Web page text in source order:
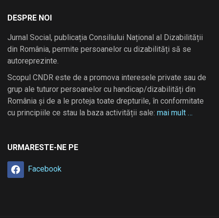
DESPRE NOI
Jurnal Social, publicația Consiliului Național al Dizabilității
din România, permite persoanelor cu dizabilități să se
autoreprezinte.
Scopul CNDR este de a promova interesele private sau de
grup ale tuturor persoanelor cu handicap/dizabilități din
România și de a le proteja toate drepturile, în conformitate
cu principiile ce stau la baza activității sale: mai mult …
URMARESTE-NE PE
Facebook